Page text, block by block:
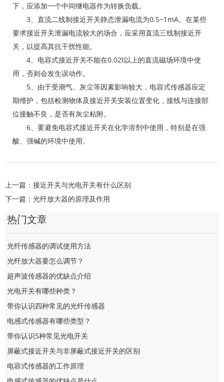
下，应添加一个中间继电器作为转换负载。
3、直流二线制接近开关静态泄漏电流为0.5~1mA。在某些
要求接近开关泄漏电流较大的场合，应采用直流三线制接近开
关，以提高其抗干扰性能。
4、电容式接近开关不能在0.02t以上的直流磁场环境中使
用，否则会发生误动作。
5、由于受潮气、灰尘等因素影响较大，电容式传感器应定
期维护，包括检测物体及接近开关安装位置变化，接线与连接部
位接触不良，是否有灰尘粘附。
6、要避免电容式接近开关在化学溶剂中使用，特别是在强
酸、强碱的环境中使用。
上一篇： 接近开关与光电开关有什么区别
下一篇： 光纤放大器的原理及作用
热门文章
光纤传感器的调试使用方法
光纤放大器要怎么调节？
超声波传感器的优缺点介绍
光电开关有哪些种类？
带你认识四种常见的光纤传感器
电感式传感器有哪些类型？
带你认识5种常见光电开关
屏蔽式接近开关与非屏蔽式接近开关的区别
电容式传感器的工作原理